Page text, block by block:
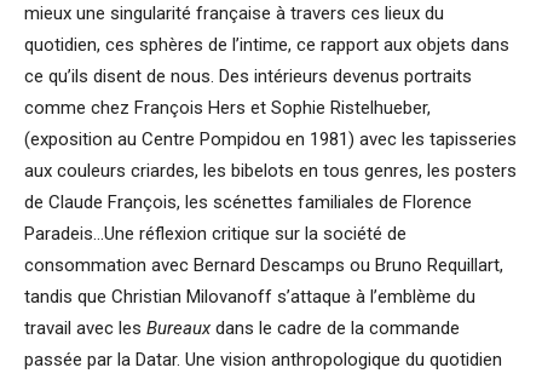
mieux une singularité française à travers ces lieux du
quotidien, ces sphères de l’intime, ce rapport aux objets dans
ce qu’ils disent de nous. Des intérieurs devenus portraits
comme chez François Hers et Sophie Ristelhueber,
(exposition au Centre Pompidou en 1981) avec les tapisseries
aux couleurs criardes, les bibelots en tous genres, les posters
de Claude François, les scénettes familiales de Florence
Paradeis…Une réflexion critique sur la société de
consommation avec Bernard Descamps ou Bruno Requillart,
tandis que Christian Milovanoff s’attaque à l’emblème du
travail avec les Bureauxdans le cadre de la commande
passée par la Datar. Une vision anthropologique du quotidien